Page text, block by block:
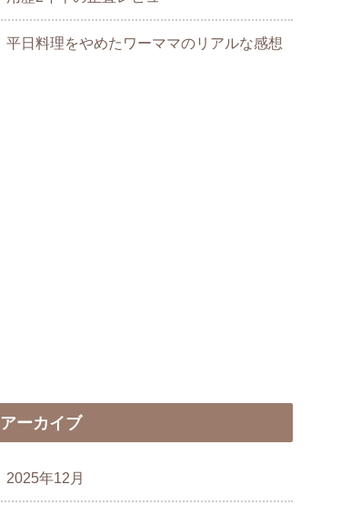
平日料理をやめたワーママのリアルな感想
アーカイブ
2025年12月